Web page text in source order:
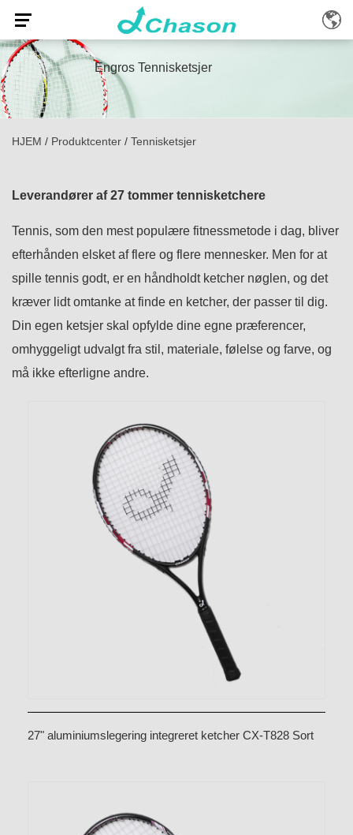
Engros Tennisketsjer
HJEM / Produktcenter / Tennisketsjer
Leverandører af 27 tommer tennisketchere
Tennis, som den mest populære fitnessmetode i dag, bliver
efterhånden elsket af flere og flere mennesker. Men for at
spille tennis godt, er en håndholdt ketcher nøglen, og det
kræver lidt omtanke at finde en ketcher, der passer til dig.
Din egen ketsjer skal opfylde dine egne præferencer,
omhyggeligt udvalgt fra stil, materiale, følelse og farve, og
må ikke efterligne andre.
27" aluminiumslegering integreret ketcher CX-T828 Sort